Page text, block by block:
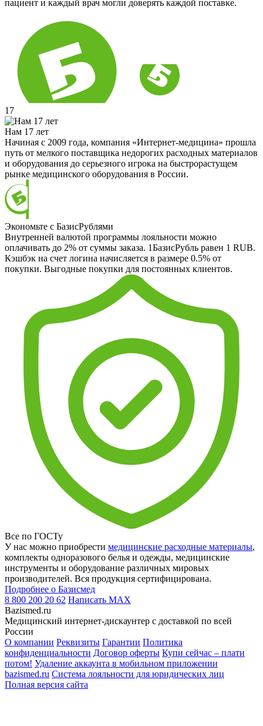
пациент и каждый врач могли доверять каждой поставке.
17
Нам 17 лет
Начиная с 2009 года, компания «Интернет-медицина» прошла
путь от мелкого поставщика недорогих расходных материалов
и оборудования до серьезного игрока на быстрорастущем
рынке медицинского оборудования в России.
Экономьте с БазисРублями
Внутренней валютой программы лояльности можно
оплачивать до 2% от суммы заказа. 1БазисРубль равен 1 RUB.
Кэшбэк на счет логина начисляется в размере 0.5% от
покупки. Выгодные покупки для постоянных клиентов.
Все по ГОСТу
У нас можно приобрести медицинские расходные материалы,
комплекты одноразового белья и одежды, медицинские
инструменты и оборудование различных мировых
производителей. Вся продукция сертифицирована.
Подробнее о Базисмед
8 800 200 20 62 Написать MAX
Bazismed.ru
Медицинский интернет-дискаунтер с доставкой по всей
России
О компании Реквизиты Гарантии Политика
конфиденциальности Договор оферты Купи сейчас – плати
потом! Удаление аккаунта в мобильном приложении
bazismed.ru Система лояльности для юридических лиц
Полная версия сайта